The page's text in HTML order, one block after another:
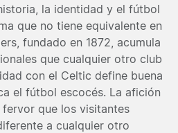
la identidad y el fútbol
que no tiene equivalente en
fundado en 1872, acumula
que cualquier otro club
con el Celtic define buena
el fútbol escocés. La afición
que los visitantes
a cualquier otro